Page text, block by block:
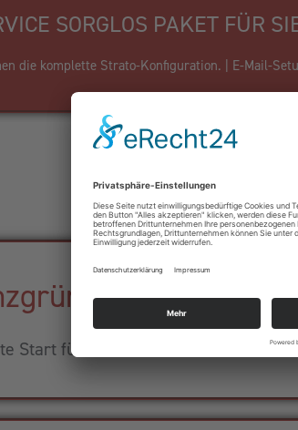
SORGLOS PAKET FÜR
die komplette Strato-Konfiguration. | E-Mail-
Start für Ihr Business!